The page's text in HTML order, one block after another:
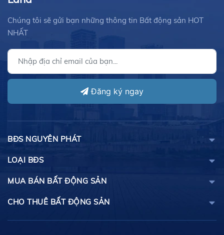
Chúng tôi sẽ gửi bạn những thông tin Bất động sản HOT
NHẤT
Đăng ký ngay
BĐS NGUYÊN PHÁT
LOẠI BĐS
MUA BÁN BẤT ĐỘNG SẢN
CHO THUÊ BẤT ĐỘNG SẢN